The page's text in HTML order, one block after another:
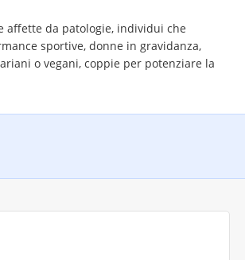
affette da patologie, individui che
sportive, donne in gravidanza,
o vegani, coppie per potenziare la